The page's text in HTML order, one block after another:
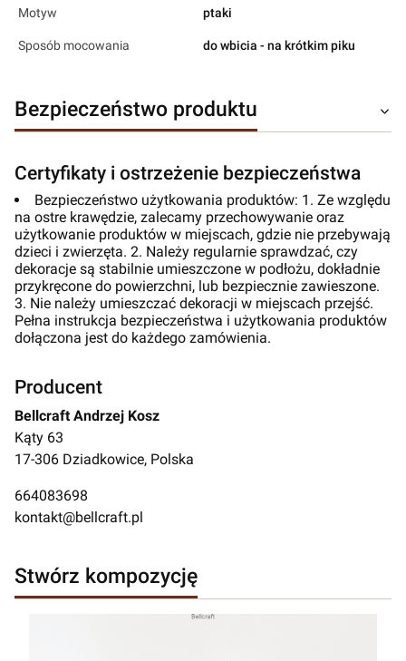
Motyw ptaki
Sposób mocowania do wbicia - na krótkim piku
Bezpieczeństwo produktu
Certyfikaty i ostrzeżenie bezpieczeństwa
Bezpieczeństwo użytkowania produktów: 1. Ze względu
na ostre krawędzie, zalecamy przechowywanie oraz
użytkowanie produktów w miejscach, gdzie nie przebywają
dzieci i zwierzęta. 2. Należy regularnie sprawdzać, czy
dekoracje są stabilnie umieszczone w podłożu, dokładnie
przykręcone do powierzchni, lub bezpiecznie zawieszone.
3. Nie należy umieszczać dekoracji w miejscach przejść.
Pełna instrukcja bezpieczeństwa i użytkowania produktów
dołączona jest do każdego zamówienia.
Producent
Bellcraft Andrzej Kosz
Kąty 63
17-306 Dziadkowice, Polska
664083698
kontakt@bellcraft.pl
Stwórz kompozycję